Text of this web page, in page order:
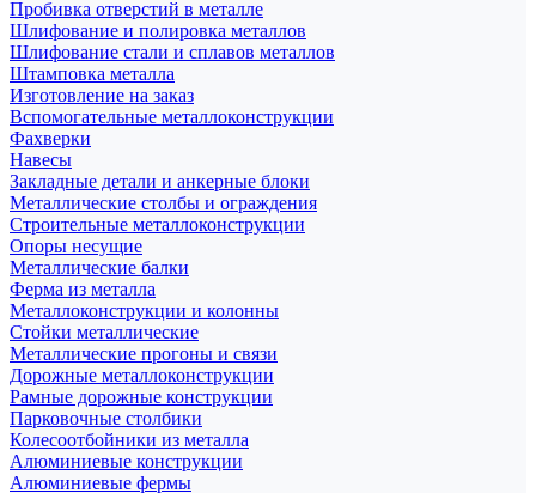
Пробивка отверстий в металле
Шлифование и полировка металлов
Шлифование стали и сплавов металлов
Штамповка металла
Изготовление на заказ
Вспомогательные металлоконструкции
Фахверки
Навесы
Закладные детали и анкерные блоки
Металлические столбы и ограждения
Строительные металлоконструкции
Опоры несущие
Металлические балки
Ферма из металла
Металлоконструкции и колонны
Стойки металлические
Металлические прогоны и связи
Дорожные металлоконструкции
Рамные дорожные конструкции
Парковочные столбики
Колесоотбойники из металла
Алюминиевые конструкции
Алюминиевые фермы